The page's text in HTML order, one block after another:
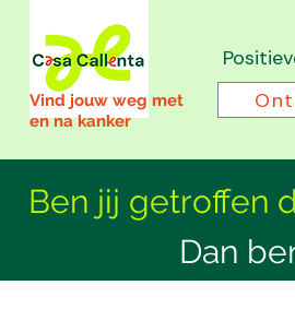
Vind jouw weg met
en na kanker
Ben jij getroffen
Dan